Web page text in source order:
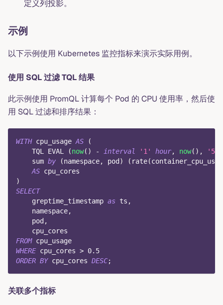
定义列投影。
示例
以下示例使用 Kubernetes 监控指标来演示实际用例。
使用 SQL 过滤 TQL 结果
此示例使用 PromQL 计算每个 Pod 的 CPU 使用率，然后使
用 SQL 过滤和排序结果：
WITH cpu_usage AS
(
    TQL EVAL
(now( ) - interval '1' hour, now( ) ,
'5m'
    sum
by (namespace, pod ) ( rate(
AS cpu_cores
)
SELECT
    greptime_timestamp
as ts ,
    namespace
,
    pod
,
    cpu_cores
FROM cpu_usage
WHERE cpu_cores > 0.5
ORDER BY cpu_cores DESC;
关联多个指标